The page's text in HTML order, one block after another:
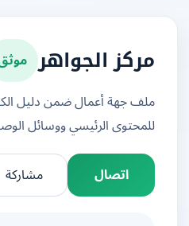
مركز الجواهر
موثق
ملف جهة أعمال ضمن دليل
للمحتوى الرئيسي ووسائل الوصول
اتصال
مشاركة